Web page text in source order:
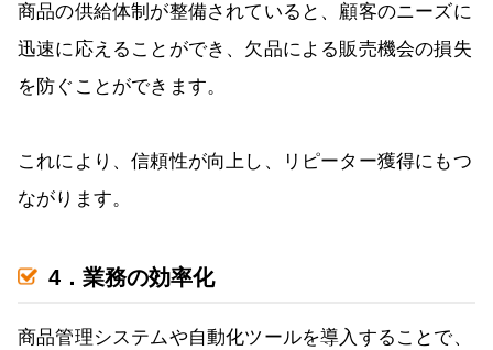
商品の供給体制が整備されていると、顧客のニーズに
迅速に応えることができ、欠品による販売機会の損失
を防ぐことができます。
これにより、信頼性が向上し、リピーター獲得にもつ
ながります。
4．業務の効率化
商品管理システムや自動化ツールを導入することで、